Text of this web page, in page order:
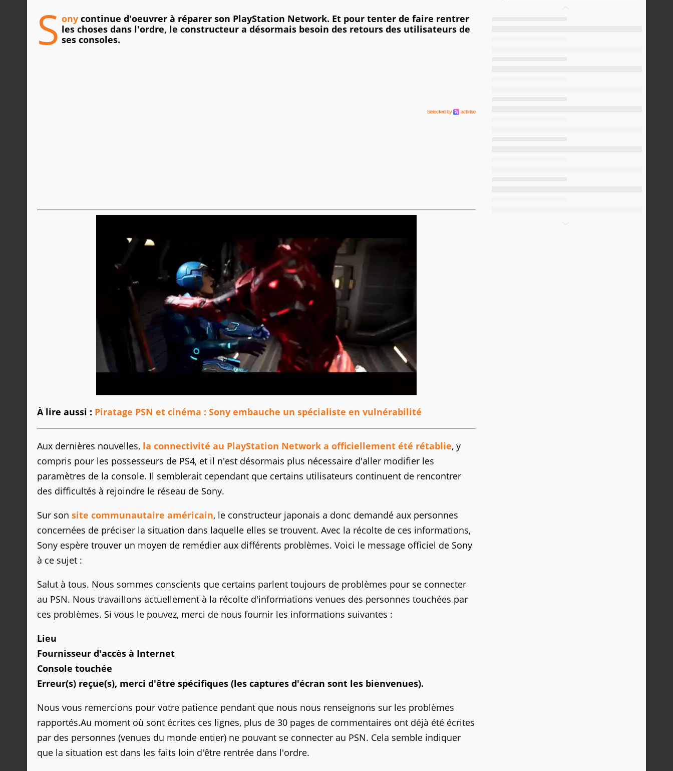
S ony continue d'oeuvrer à réparer son PlayStation Network. Et pour tenter de faire rentrer
les choses dans l'ordre, le constructeur a désormais besoin des retours des utilisateurs de
ses consoles.
À lire aussi : Piratage PSN et cinéma : Sony embauche un spécialiste en vulnérabilité
Aux dernières nouvelles, la connectivité au PlayStation Network a officiellement été rétablie, y
compris pour les possesseurs de PS4, et il n'est désormais plus nécessaire d'aller modifier les
paramètres de la console. Il semblerait cependant que certains utilisateurs continuent de rencontrer
des difficultés à rejoindre le réseau de Sony.
Sur son site communautaire américain, le constructeur japonais a donc demandé aux personnes
concernées de préciser la situation dans laquelle elles se trouvent. Avec la récolte de ces informations,
Sony espère trouver un moyen de remédier aux différents problèmes. Voici le message officiel de Sony
à ce sujet :
Salut à tous. Nous sommes conscients que certains parlent toujours de problèmes pour se connecter
au PSN. Nous travaillons actuellement à la récolte d'informations venues des personnes touchées par
ces problèmes. Si vous le pouvez, merci de nous fournir les informations suivantes :
Lieu
Fournisseur d'accès à Internet
Console touchée
Erreur(s) reçue(s), merci d'être spécifiques (les captures d'écran sont les bienvenues).
Nous vous remercions pour votre patience pendant que nous nous renseignons sur les problèmes
rapportés.Au moment où sont écrites ces lignes, plus de 30 pages de commentaires ont déjà été écrites
par des personnes (venues du monde entier) ne pouvant se connecter au PSN. Cela semble indiquer
que la situation est dans les faits loin d'être rentrée dans l'ordre.